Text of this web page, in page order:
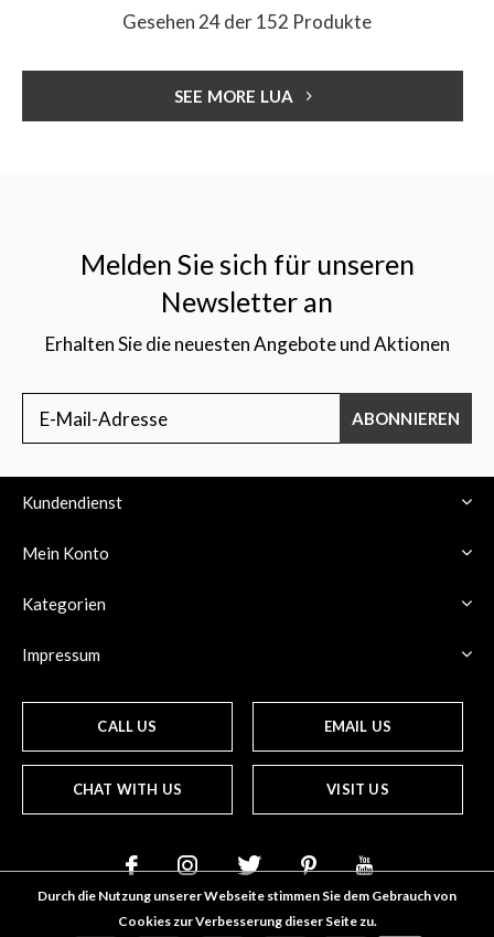
Gesehen 24 der 152 Produkte
SEE MORE LUA
Melden Sie sich für unseren
Newsletter an
Erhalten Sie die neuesten Angebote und Aktionen
ABONNIEREN
Kundendienst
Mein Konto
Kategorien
Impressum
CALL US EMAIL US
CHAT WITH US VISIT US
Durch die Nutzung unserer Webseite stimmen Sie dem Gebrauch von
Cookies zur Verbesserung dieser Seite zu.